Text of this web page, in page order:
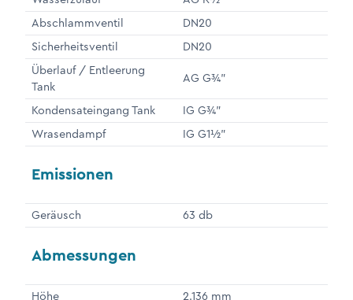
Abschlammventil
DN20
Sicherheitsventil
DN20
Überlauf / Entleerung
Tank
AG G¾"
Kondensateingang Tank
IG G¾"
Wrasendampf
IG G1½"
Emissionen
Geräusch 63 db
Abmessungen
Höhe 2.136 mm